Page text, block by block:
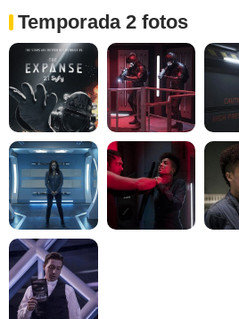
Temporada 2 fotos